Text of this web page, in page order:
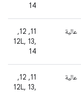
14
عالية
‫11, 12,
12L, 13,
14
عالية
‫11, 12,
12L, 13,